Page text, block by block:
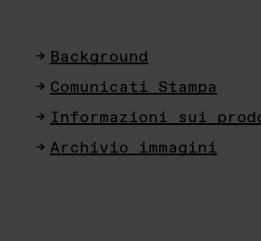
Background
Comunicati Stampa
Informazioni sui
Archivio immagini